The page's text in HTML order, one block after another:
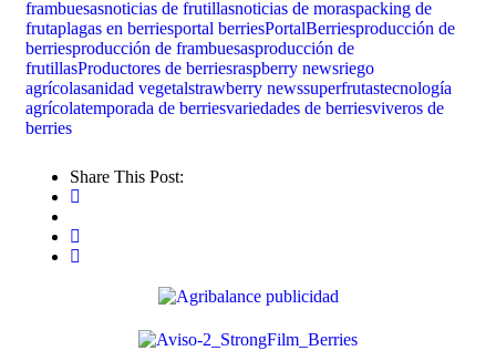
frambuesasnoticias de frutillasnoticias de moraspacking de
frutaplagas en berriesportal berriesPortalBerriesproducción de
berriesproducción de frambuesasproducción de
frutillasProductores de berriesraspberry newsriego
agrícolasanidad vegetalstrawberry newssuperfrutastecnología
agrícolatemporada de berriesvariedades de berriesviveros de
berries
Share This Post: